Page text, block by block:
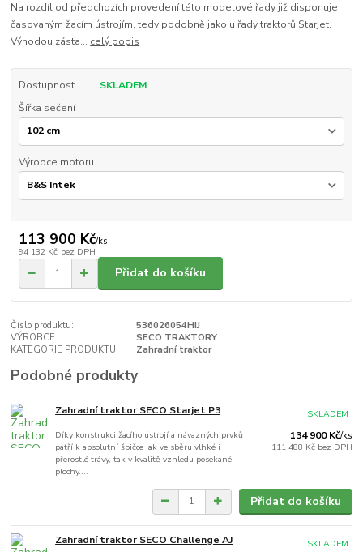
Na rozdíl od předchozích provedení této modelové řady již disponuje
časovaným žacím ústrojím, tedy podobně jako u řady traktorů Starjet.
Výhodou zásta... celý popis
Dostupnost
SKLADEM
Šířka sečení
Výrobce motoru
113 900 Kč/ks
94 132 Kč bez DPH
Přidat do košíku
Číslo produktu:
536026054HIJ
VÝROBCE:
SECO TRAKTORY
KATEGORIE PRODUKTU:
Zahradní traktor
Podobné produkty
Zahradní traktor SECO Starjet P3
Díky konstrukci žacího ústrojí a návazných prvků
patří k absolutní špičce jak ve sběru vlhké i
přerostlé trávy, tak v kvalitě vzhledu posekané
plochy....
134 900 Kč/ks
111 488 Kč bez DPH
SKLADEM
Přidat do košíku
Zahradní traktor SECO Challenge AJ SKLADEM